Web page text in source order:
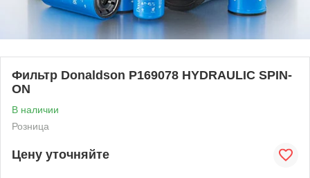
Фильтр Donaldson P169078 HYDRAULIC SPIN-
ON
В наличии
Розница
Цену уточняйте